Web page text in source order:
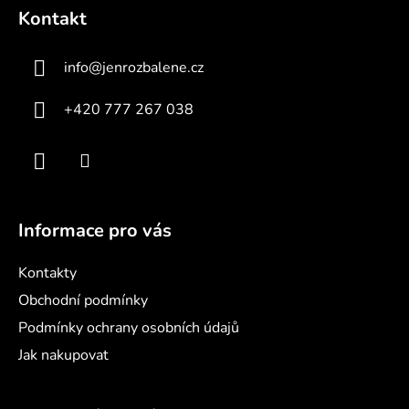
v
Kontakt
info@jenrozbalene.cz
+420 777 267 038
Informace pro vás
Kontakty
Obchodní podmínky
Podmínky ochrany osobních údajů
Jak nakupovat